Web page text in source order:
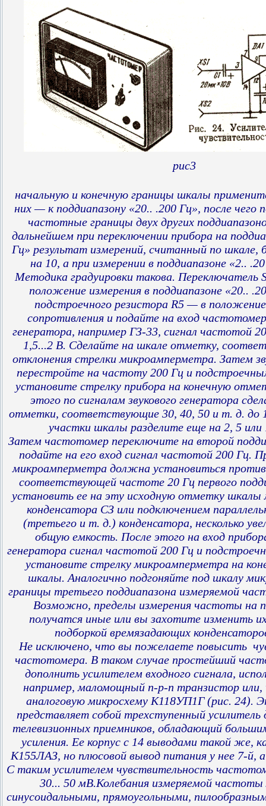
рис3
начальную и конечную границы шкалы
них — к поддиапазону «20.. .200 Гц», после чего
частотные границы двух других
дальнейшем при переключении прибора на
Гц» результат измерений, считанный по
на 10, а при измерении в поддиапазоне «2..
Методика градуировки такова. Переключатель
положение измерения в поддиапазоне «20..
подстроечного резистора R5 — в
сопротивления и подайте на вход
генератора, например ГЗ-33, сигнал частотой
1,5...2 В. Сделайте на шкале отметку,
отклонения стрелки микроамперметра. Затем
перестройте на частоту 200 Гц и
установите стрелку прибора на конечную
этого по сигналам звукового генератора
отметки, соответствующие 30, 40, 50 и т. д. до
участки шкалы разделите еще на 2, 5 или
Затем частотомер переключите на второй
подайте на его вход сигнал частотой 200 Гц.
микроамперметра должна установиться
соответствующей частоте 20 Гц первого
установить ее на эту исходную отметку
конденсатора СЗ или подключением
(третьего и т. д.) конденсатора, несколько
общую емкость. После этого на вход
генератора сигнал частотой 200 Гц и
установите стрелку микроамперметра на
шкалы. Аналогично подгоняйте под шкалу
границы третьего поддиапазона измеряемой
Возможно, пределы измерения частоты на
получатся иные или вы захотите изменить
подборкой времязадающих
Не исключено, что вы пожелаете повысить
частотомера. В таком случае простейший
дополнить усилителем входного сигнала,
например, маломощный n-р-n транзистор
аналоговую микросхему К118УП1Г (рис. 24).
представляет собой трехступенный усилитель
телевизионных приемников, обладающий
усиления. Ее корпус с 14 выводами такой же,
К155ЛАЗ, но плюсовой вывод питания у нее 7-й,
С таким усилителем чувствительность
30... 50 мВ.Колебания измеряемой
синусоидальными, прямоугольными,